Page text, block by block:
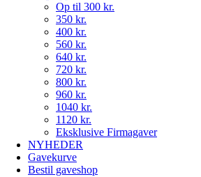
Op til 300 kr.
350 kr.
400 kr.
560 kr.
640 kr.
720 kr.
800 kr.
960 kr.
1040 kr.
1120 kr.
Eksklusive Firmagaver
NYHEDER
Gavekurve
Bestil gaveshop